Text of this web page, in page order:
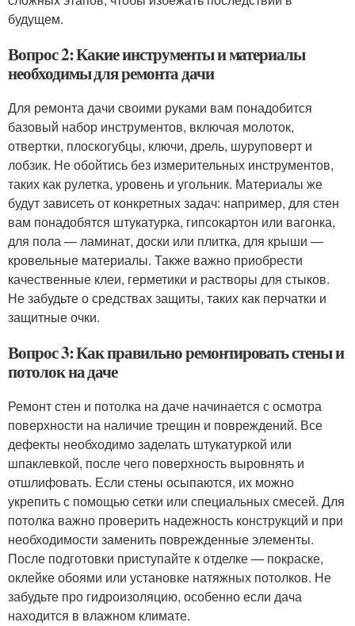
будущем.
Вопрос 2: Какие инструменты и материалы
необходимы для ремонта дачи
Для ремонта дачи своими руками вам понадобится
базовый набор инструментов, включая молоток,
отвертки, плоскогубцы, ключи, дрель, шуруповерт и
лобзик. Не обойтись без измерительных инструментов,
таких как рулетка, уровень и угольник. Материалы же
будут зависеть от конкретных задач: например, для стен
вам понадобятся штукатурка, гипсокартон или вагонка,
для пола — ламинат, доски или плитка, для крыши —
кровельные материалы. Также важно приобрести
качественные клеи, герметики и растворы для стыков.
Не забудьте о средствах защиты, таких как перчатки и
защитные очки.
Вопрос 3: Как правильно ремонтировать стены и
потолок на даче
Ремонт стен и потолка на даче начинается с осмотра
поверхности на наличие трещин и повреждений. Все
дефекты необходимо заделать штукатуркой или
шпаклевкой, после чего поверхность выровнять и
отшлифовать. Если стены осыпаются, их можно
укрепить с помощью сетки или специальных смесей. Для
потолка важно проверить надежность конструкций и при
необходимости заменить поврежденные элементы.
После подготовки приступайте к отделке — покраске,
оклейке обоями или установке натяжных потолков. Не
забудьте про гидроизоляцию, особенно если дача
находится в влажном климате.